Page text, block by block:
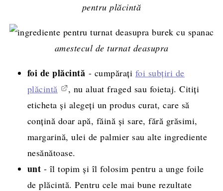
pentru plăcintă
amestecul de turnat deasupra
foi de plăcintă - cumpărați foi subțiri de
plăcintă
, nu aluat fraged sau foietaj. Citiți
eticheta și alegeți un produs curat, care să
conțină doar apă, făină și sare, fără grăsimi,
margarină, ulei de palmier sau alte ingrediente
nesănătoase.
unt - îl topim și îl folosim pentru a unge foile
de plăcintă. Pentru cele mai bune rezultate